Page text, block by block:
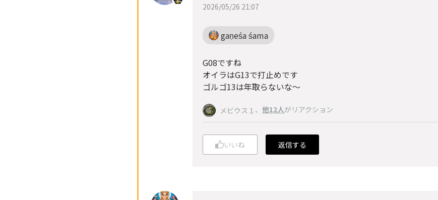
2026/05/26 21:07
gaṇeśa śama
G08ですね
オイラはG13で打止めです
ゴルゴ13は年取らないな〜
メビウス１ 、 他12人がリアクション
いいね 返信する